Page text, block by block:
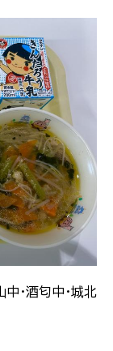
中・酒匂中・城北